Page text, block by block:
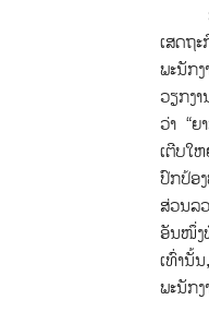
ສະຫ
ເສດຖ
ພະນັກ
ວຽກງ
ວ່າ “ຍ
ເຕີບໃ
ປົກປ້ອ
ສ່ວນລ
ອັນໜຶ່ງ
ເທົ່ານັ້
ພະນັກ